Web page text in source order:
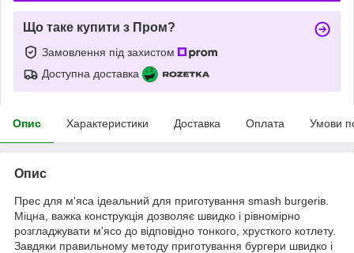
Що таке купити з Пром?
Замовлення під захистом
Доступна доставка
Опис Характеристики Доставка Оплата Умови
Опис
Прес для м'яса ідеальний для приготування smash burgerів.
Міцна, важка конструкція дозволяє швидко і рівномірно
розгладжувати м'ясо до відповідно тонкого, хрусткого котлету.
Завдяки правильному методу приготування бургери швидко і